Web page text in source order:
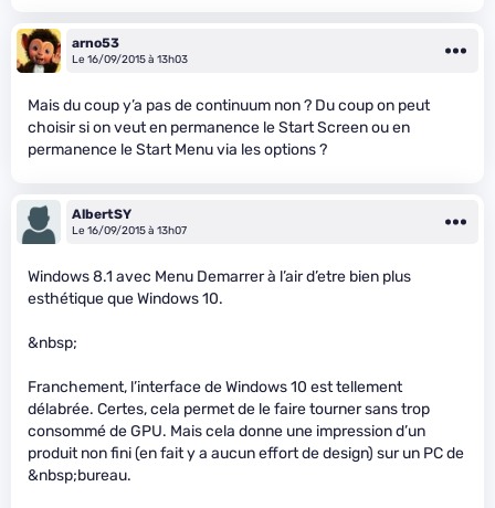
arno53
Le 16/09/2015 à 13h03
Mais du coup y’a pas de continuum non ? Du coup on peut
choisir si on veut en permanence le Start Screen ou en
permanence le Start Menu via les options ?
AlbertSY
Le 16/09/2015 à 13h07
Windows 8.1 avec Menu Demarrer à l’air d’etre bien plus
esthétique que Windows 10.
&nbsp;
Franchement, l’interface de Windows 10 est tellement
délabrée. Certes, cela permet de le faire tourner sans trop
consommé de GPU. Mais cela donne une impression d’un
produit non fini (en fait y a aucun effort de design) sur un PC de
&nbsp;bureau.